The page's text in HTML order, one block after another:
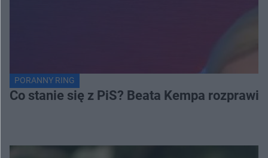
PORANNY RING
Co stanie się z PiS? Beata Kempa